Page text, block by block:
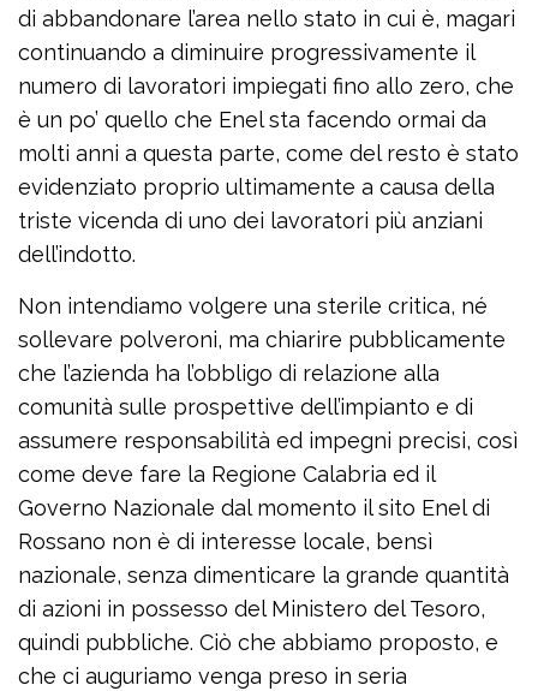
di abbandonare l’area nello stato in cui è, magari
continuando a diminuire progressivamente il
numero di lavoratori impiegati fino allo zero, che
è un po’ quello che Enel sta facendo ormai da
molti anni a questa parte, come del resto è stato
evidenziato proprio ultimamente a causa della
triste vicenda di uno dei lavoratori più anziani
dell’indotto.
Non intendiamo volgere una sterile critica, né
sollevare polveroni, ma chiarire pubblicamente
che l’azienda ha l’obbligo di relazione alla
comunità sulle prospettive dell’impianto e di
assumere responsabilità ed impegni precisi, così
come deve fare la Regione Calabria ed il
Governo Nazionale dal momento il sito Enel di
Rossano non è di interesse locale, bensì
nazionale, senza dimenticare la grande quantità
di azioni in possesso del Ministero del Tesoro,
quindi pubbliche. Ciò che abbiamo proposto, e
che ci auguriamo venga preso in seria